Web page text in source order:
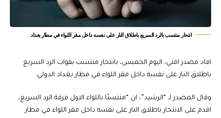
انتحار منتسب بالرد السريع باطلاق النار على نفسه داخل مقر اللواء في مطار بغداد
افاد مصدر امني، اليوم الخميس، بانتحار منتسب بقوات الرد السريع
باطلاق النار على نفسه داخل مقر اللواء في مطار بغداد الدولي.
وقال المصدر لـ “الرشيد”، ان “منتسبًا باللواء الاول فرقة الرد السريع،
اقدم على الانتحار باطلاق النار على نفسه داخل مقر اللواء في مطار